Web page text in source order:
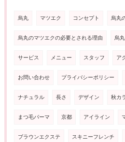
烏丸 マツエク コンセプト 烏丸
烏丸のマツエクの必要とされる理由 烏
サービス メニュー スタッフ ア
お問い合わせ プライバシーポリシー
ナチュラル 長さ デザイン 秋カ
まつ毛パーマ 京都 アイライン
ブラウンエクステ スキニーフレンチ